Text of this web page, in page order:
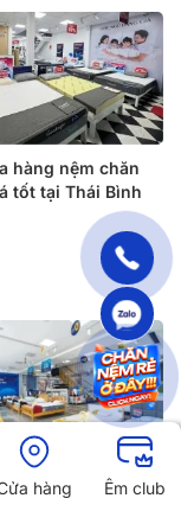
hàng nệm chăn
tốt tại Thái Bình
hàng bán chăn ga
tốt tại Sóc Trăng
hàng Êm club